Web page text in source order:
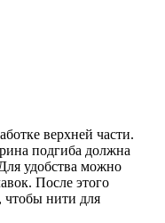
верхней части.
подгиба должна
удобства можно
После этого
чтобы нити для